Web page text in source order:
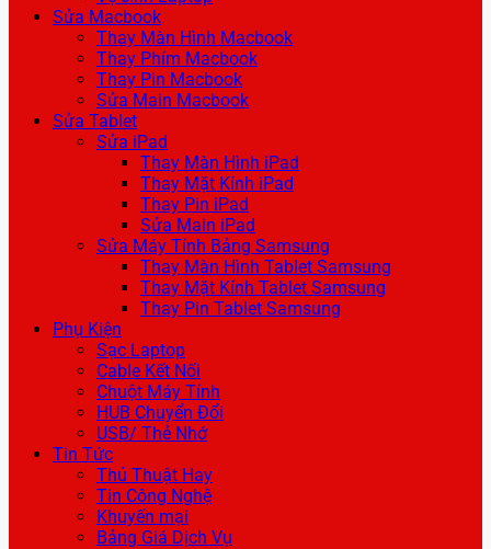
Sửa Macbook
Thay Màn Hình Macbook
Thay Phím Macbook
Thay Pin Macbook
Sửa Main Macbook
Sửa Tablet
Sửa iPad
Thay Màn Hình iPad
Thay Mặt Kính iPad
Thay Pin iPad
Sửa Main iPad
Sửa Máy Tính Bảng Samsung
Thay Màn Hình Tablet Samsung
Thay Mặt Kính Tablet Samsung
Thay Pin Tablet Samsung
Phụ Kiện
Sạc Laptop
Cable Kết Nối
Chuột Máy Tính
HUB Chuyển Đổi
USB/ Thẻ Nhớ
Tin Tức
Thủ Thuật Hay
Tin Công Nghệ
Khuyến mại
Bảng Giá Dịch Vụ